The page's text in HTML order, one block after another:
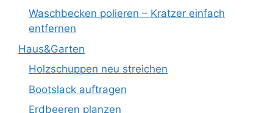
Waschbecken polieren – Kratzer einfach
entfernen
Haus&Garten
Holzschuppen neu streichen
Bootslack auftragen
Erdbeeren planzen